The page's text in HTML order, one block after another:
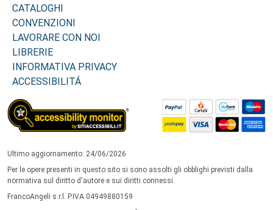
CATALOGHI
CONVENZIONI
LAVORARE CON NOI
LIBRERIE
INFORMATIVA PRIVACY
ACCESSIBILITÁ
Ultimo aggiornamento: 24/06/2026
Per le opere presenti in questo sito si sono assolti gli obblighi previsti dalla
normativa sul diritto d'autore e sui diritti connessi.
FrancoAngeli s.r.l. P.IVA 04949880159